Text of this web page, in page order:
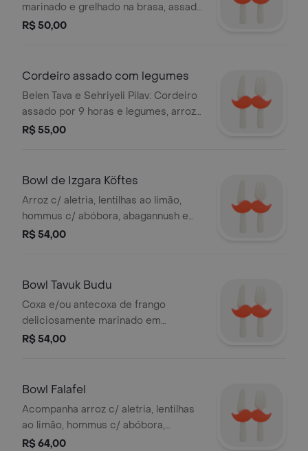
marinado e grelhado na brasa, assado
na sequência com legumes.
paladar e pão do Dia feito na casa.
R$ 50,00
Cordeiro assado com legumes
Belen Tava e Sehriyeli Pilav: Cordeiro
assado por 9 horas e legumes, arroz
com aletria, purê de berinjela e pão
R$ 55,00
Bowl de Izgara Köftes
Arroz c/ aletria, lentilhas ao limão,
hommus c/ abóbora, abagannush e
pão.
R$ 54,00
Bowl Tavuk Budu
Coxa e/ou antecoxa de frango
deliciosamente marinado em
tempero turco e avermelhado. leva
pão.
R$ 54,00
Bowl Falafel
Acompanha arroz c/ aletria, lentilhas
ao limão, hommus c/ abóbora,
abagannush e pão.
R$ 64,00